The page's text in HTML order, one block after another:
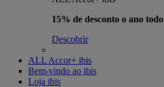
15% de desconto o ano todo
Descobrir
ALL Accor+ ibis
Bem-vindo ao ibis
Loja ibis